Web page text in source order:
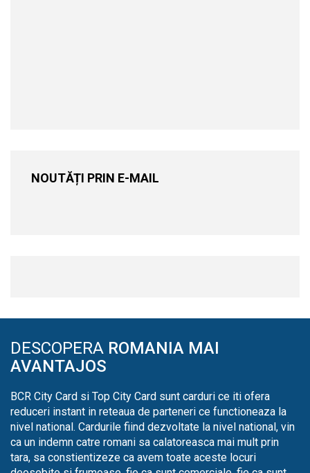
NOUTĂȚI PRIN E-MAIL
DESCOPERA ROMANIA MAI
AVANTAJOS
BCR City Card si Top City Card sunt carduri ce iti ofera
reduceri instant in reteaua de parteneri ce functioneaza la
nivel national. Cardurile fiind dezvoltate la nivel national, vin
ca un indemn catre romani sa calatoreasca mai mult prin
tara, sa constientizeze ca avem toate aceste locuri